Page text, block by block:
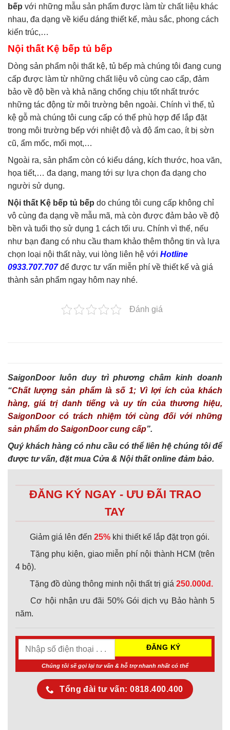
bếp với những mẫu sản phẩm được làm từ chất liệu khác
nhau, đa dạng về kiểu dáng thiết kế, màu sắc, phong cách
kiến trúc,…
Nội thất Kệ bếp tủ bếp
Dòng sản phẩm nội thất kệ, tủ bếp mà chúng tôi đang cung
cấp được làm từ những chất liệu vô cùng cao cấp, đảm
bảo về độ bền và khả năng chống chịu tốt nhất trước
những tác động từ môi trường bên ngoài. Chính vì thế, tủ
kệ gỗ mà chúng tôi cung cấp có thể phù hợp để lắp đặt
trong môi trường bếp với nhiệt độ và độ ẩm cao, ít bị sờn
cũ, ẩm mốc, mối mọt,…
Ngoài ra, sản phẩm còn có kiểu dáng, kích thước, hoa văn,
họa tiết,… đa dạng, mang tới sự lựa chọn đa dạng cho
người sử dụng.
Nội thất Kệ bếp tủ bếp do chúng tôi cung cấp không chỉ
vô cùng đa dạng về mẫu mã, mà còn được đảm bảo về độ
bền và tuổi thọ sử dụng 1 cách tối ưu. Chính vì thế, nếu
như bạn đang có nhu cầu tham khảo thêm thông tin và lựa
chọn loại nội thất này, vui lòng liên hệ với Hotline
0933.707.707để được tư vấn miễn phí về thiết kế và giá
thành sản phẩm ngay hôm nay nhé.
Đánh giá
SaigonDoor luôn duy trì phương châm kinh doanh
“Chất lượng sản phẩm là số 1; Vì lợi ích của khách
hàng, giá trị danh tiếng và uy tín của thương hiệu,
SaigonDoor có trách nhiệm tới cùng đối với những
sản phẩm do SaigonDoor cung cấp”.
Quý khách hàng có nhu cầu có thể liên hệ chúng tôi để
được tư vấn, đặt mua Cửa & Nội thất online đảm bảo.
ĐĂNG KÝ NGAY - ƯU ĐÃI TRAO
TAY
Giảm giá lên đến 25% khi thiết kế lắp đặt trọn gói.
Tặng phụ kiện, giao miễn phí nội thành HCM (trên
4 bộ).
Tặng đồ dùng thông minh nội thất trị giá 250.000đ.
Cơ hội nhận ưu đãi 50% Gói dịch vụ Bảo hành 5
năm.
Chúng tôi sẽ gọi lại tư vấn & hỗ trợ nhanh nhất có thể
Tổng đài tư vấn: 0818.400.400